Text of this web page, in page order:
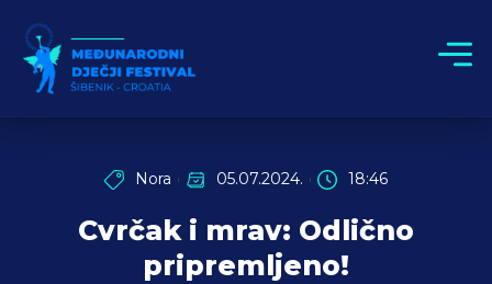
Nora 05.07.2024. 18:46
Cvrčak i mrav: Odlično
pripremljeno!